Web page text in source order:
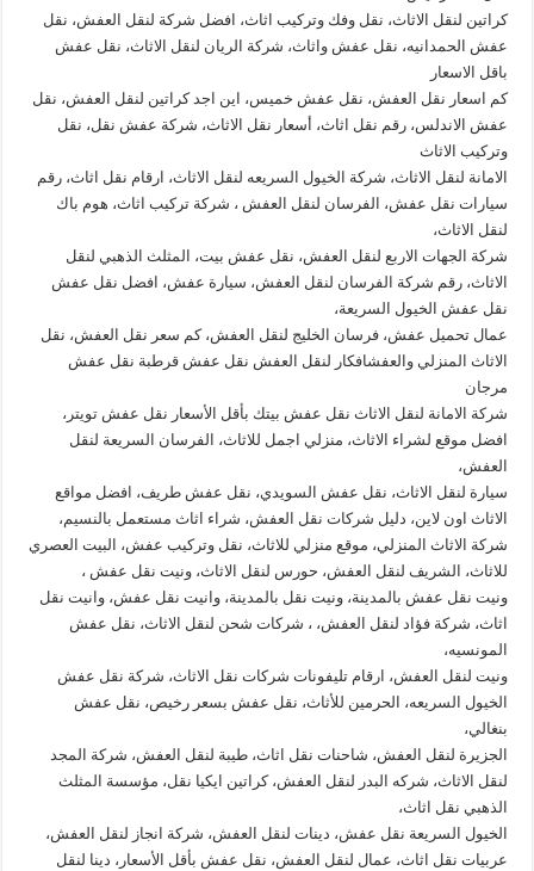
كراتين لنقل الاثاث، نقل وفك وتركيب اثاث، افضل شركة لنقل العفش، نقل
عفش الحمدانيه، نقل عفش واثاث، شركة الريان لنقل الاثاث، نقل عفش
باقل الاسعار
كم اسعار نقل العفش، نقل عفش خميس، اين اجد كراتين لنقل العفش، نقل
عفش الاندلس، رقم نقل اثاث، أسعار نقل الاثاث، شركة عفش نقل، نقل
وتركيب الاثاث
الامانة لنقل الاثاث، شركة الخيول السريعه لنقل الاثاث، ارقام نقل اثاث، رقم
سيارات نقل عفش، الفرسان لنقل العفش ، شركة تركيب اثاث، هوم باك
لنقل الاثاث،
شركة الجهات الاربع لنقل العفش، نقل عفش بيت، المثلث الذهبي لنقل
الاثاث، رقم شركة الفرسان لنقل العفش، سيارة عفش، افضل نقل عفش
نقل عفش الخيول السريعة،
عمال تحميل عفش، فرسان الخليج لنقل العفش، كم سعر نقل العفش، نقل
الاثاث المنزلي والعفشافكار لنقل العفش نقل عفش قرطبة نقل عفش
مرجان
شركة الامانة لنقل الاثاث نقل عفش بيتك بأقل الأسعار نقل عفش تويتر،
افضل موقع لشراء الاثاث، منزلي اجمل للاثاث، الفرسان السريعة لنقل
العفش،
سيارة لنقل الاثاث، نقل عفش السويدي، نقل عفش طريف، افضل مواقع
الاثاث اون لاين، دليل شركات نقل العفش، شراء اثاث مستعمل بالنسيم،
شركة الاثاث المنزلي، موقع منزلي للاثاث، نقل وتركيب عفش، البيت العصري
للاثاث، الشريف لنقل العفش، حورس لنقل الاثاث، ونيت نقل عفش ،
ونيت نقل عفش بالمدينة، ونيت نقل بالمدينة، وانيت نقل عفش، وانيت نقل
اثاث، شركة فؤاد لنقل العفش، ، شركات شحن لنقل الاثاث، نقل عفش
المونسيه،
ونيت لنقل العفش، ارقام تليفونات شركات نقل الاثاث، شركة نقل عفش
الخيول السريعه، الحرمين للأثاث، نقل عفش بسعر رخيص، نقل عفش
بنغالي،
الجزيرة لنقل العفش، شاحنات نقل اثاث، طيبة لنقل العفش، شركة المجد
لنقل الاثاث، شركه البدر لنقل العفش، كراتين ايكيا نقل، مؤسسة المثلث
الذهبي نقل اثاث،
الخيول السريعة نقل عفش، دينات لنقل العفش، شركة انجاز لنقل العفش،
عربيات نقل اثاث، عمال لنقل العفش، نقل عفش بأقل الأسعار، دينا لنقل